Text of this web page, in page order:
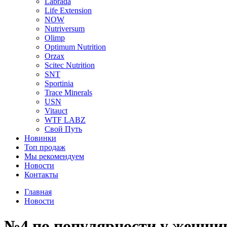
Life Extension
NOW
Nutriversum
Olimp
Optimum Nutrition
Orzax
Scitec Nutrition
SNT
Sportinia
Trace Minerals
USN
Vitauct
WTF LABZ
Свой Путь
Новинки
Топ продаж
Мы рекомендуем
Новости
Контакты
Главная
Новости